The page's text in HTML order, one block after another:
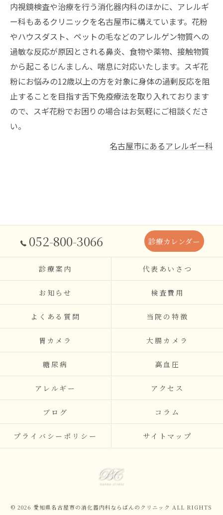
内視鏡検査や治療を行う消化器内科のほかに、アレルギ
ー科もあるクリニックを名古屋市に構えています。花粉
やハウスダスト、ペットの毛などのアレルゲン物質への
過敏な反応が原因とされる鼻炎、食物や薬物、接触物質
から起こるじんましん、喘息に対応いたします。スギ花
粉にお悩みの12歳以上の方を対象に身体の過剰反応を阻
止することを目指す舌下免疫療法を取り入れております
ので、スギ花粉でお困りの場合はお気軽にご相談くださ
い。
名古屋市にあるアレルギー科
052-800-3066 診療カレンダー
診療案内 代表あいさつ
お知らせ 検査費用
よくある質問 当院の特徴
胃カメラ 大腸カメラ
糖尿病 高血圧
アレルギー アクセス
ブログ コラム
プライバシーポリシー サイトマップ
© 2026 愛知県名古屋市の消化器内科ならばんのクリニック ALL RIGHTS